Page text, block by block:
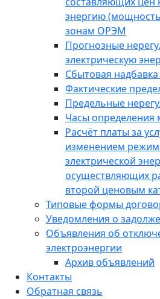
энергию
зонам ОРЭМ
Прогнозные
электрическую
Сбытовая
Фактические
Предельные
Часы
Расчёт платы за
изменением
электрической
осуществляющих
второй ценовым
Типовые формы
Уведомления о
Объявления об
электроэнергии
Архив объявлений
Контакты
Обратная связь